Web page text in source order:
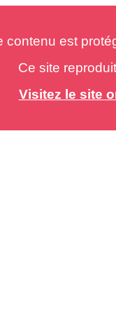
est
Ce site
Visitez le site